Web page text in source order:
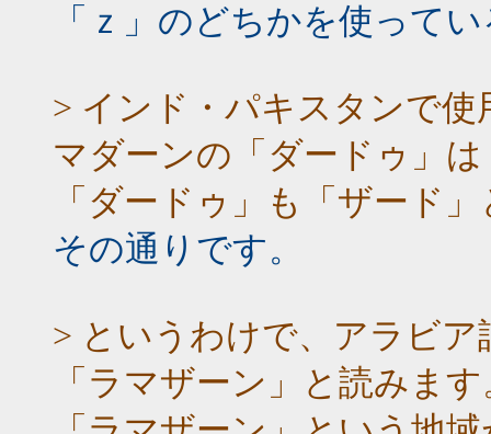
「ｚ」のどちかを使って
> インド・パキスタンで
マダーンの「ダードゥ」
「ダードゥ」も「ザード
その通りです。
> というわけで、アラビ
「ラマザーン」と読みま